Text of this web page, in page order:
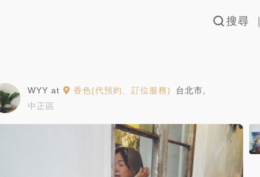
搜尋
WYY at 香色(代預約、訂位服務) 台北市
中正區